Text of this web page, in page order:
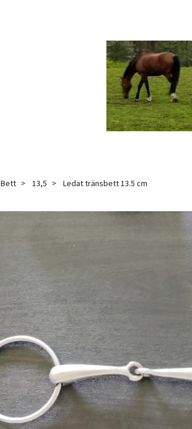
Bett 13,5 Ledat tränsbett 13.5 cm